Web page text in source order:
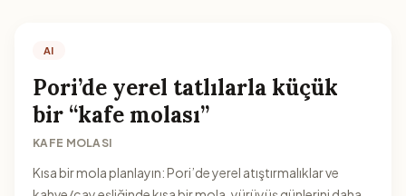
AI
Pori’de yerel tatlılarla küçük
bir “kafe molası”
KAFE MOLASI
Kısa bir mola planlayın: Pori’de yerel atıştırmalıklar ve